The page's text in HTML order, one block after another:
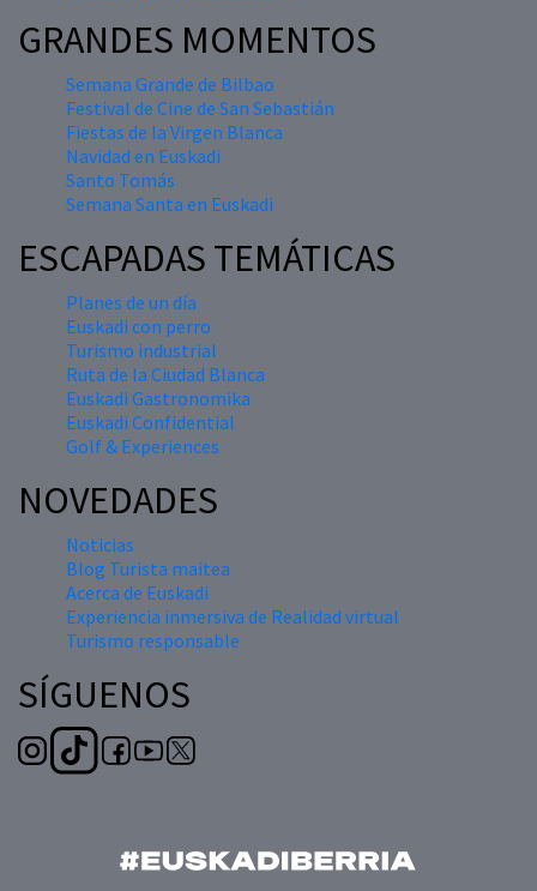
GRANDES MOMENTOS
Semana Grande de Bilbao
Festival de Cine de San Sebastián
Fiestas de la Virgen Blanca
Navidad en Euskadi
Santo Tomás
Semana Santa en Euskadi
ESCAPADAS TEMÁTICAS
Planes de un día
Euskadi con perro
Turismo industrial
Ruta de la Ciudad Blanca
Euskadi Gastronomika
Euskadi Confidential
Golf & Experiences
NOVEDADES
Noticias
Blog Turista maitea
Acerca de Euskadi
Experiencia inmersiva de Realidad virtual
Turismo responsable
SÍGUENOS